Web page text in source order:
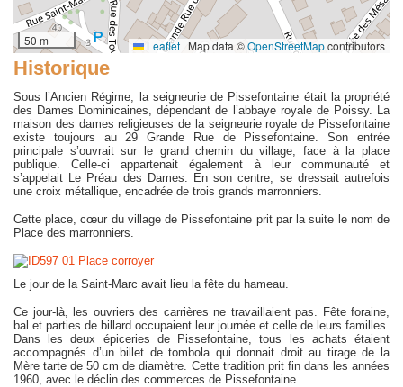
50 m Leaflet | Map data ©OpenStreetMapcontributors
Historique
Sous l’Ancien Régime, la seigneurie de Pissefontaine était la propriété
des Dames Dominicaines, dépendant de l’abbaye royale de Poissy. La
maison des dames religieuses de la seigneurie royale de Pissefontaine
existe toujours au 29 Grande Rue de Pissefontaine. Son entrée
principale s’ouvrait sur le grand chemin du village, face à la place
publique. Celle-ci appartenait également à leur communauté et
s’appelait Le Préau des Dames. En son centre, se dressait autrefois
une croix métallique, encadrée de trois grands marronniers.
Cette place, cœur du village de Pissefontaine prit par la suite le nom de
Place des marronniers.
Le jour de la Saint-Marc avait lieu la fête du hameau.
Ce jour-là, les ouvriers des carrières ne travaillaient pas. Fête foraine,
bal et parties de billard occupaient leur journée et celle de leurs familles.
Dans les deux épiceries de Pissefontaine, tous les achats étaient
accompagnés d’un billet de tombola qui donnait droit au tirage de la
Mère tarte de 50 cm de diamètre. Cette tradition prit fin dans les années
1960, avec le déclin des commerces de Pissefontaine.